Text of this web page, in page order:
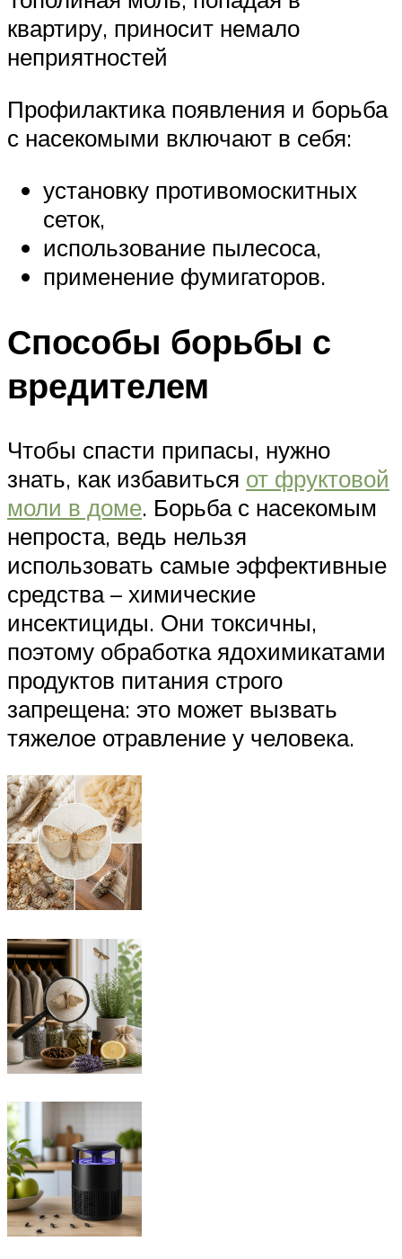
квартиру, приносит немало
неприятностей
Профилактика появления и борьба
с насекомыми включают в себя:
установку противомоскитных
сеток,
использование пылесоса,
применение фумигаторов.
Способы борьбы с
вредителем
Чтобы спасти припасы, нужно
знать, как избавиться от фруктовой
моли в доме. Борьба с насекомым
непроста, ведь нельзя
использовать самые эффективные
средства – химические
инсектициды. Они токсичны,
поэтому обработка ядохимикатами
продуктов питания строго
запрещена: это может вызвать
тяжелое отравление у человека.